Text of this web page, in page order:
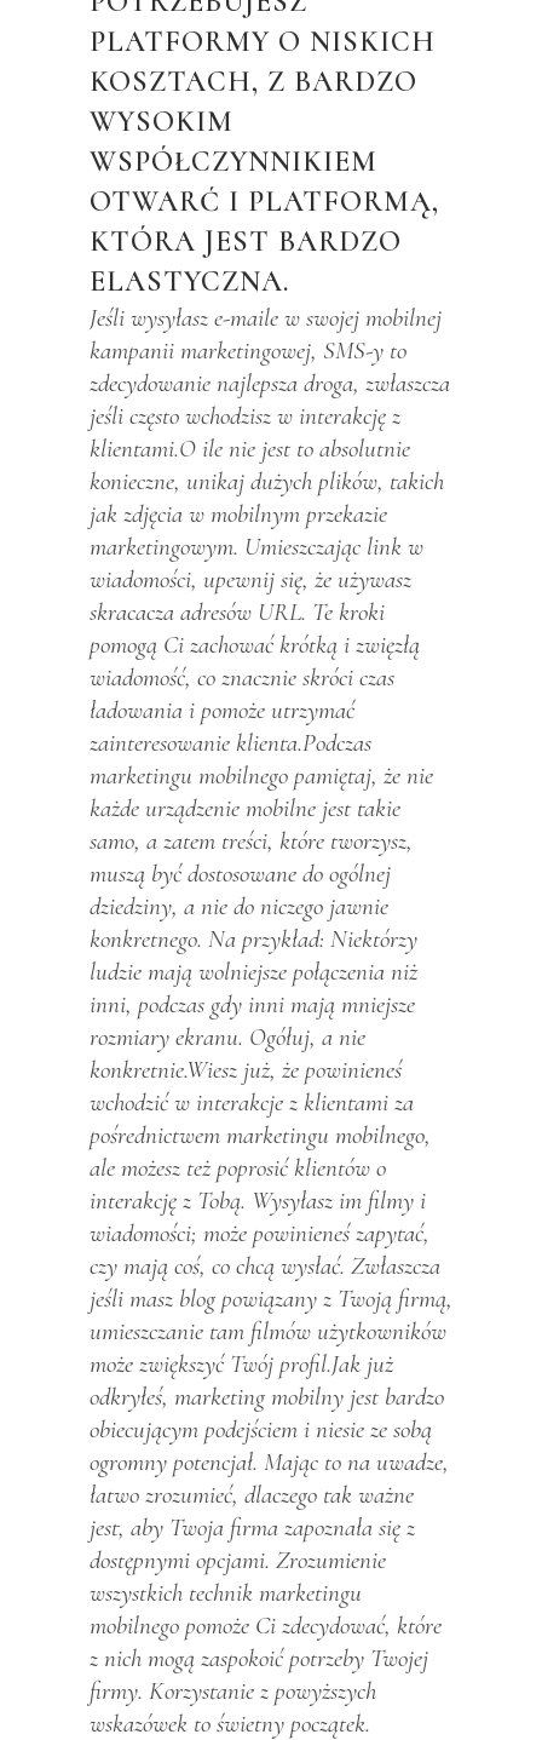
PLATFORMY O NISKICH
KOSZTACH, Z BARDZO
WYSOKIM
WSPÓŁCZYNNIKIEM
OTWARĆ I PLATFORMĄ,
KTÓRA JEST BARDZO
ELASTYCZNA.
Jeśli wysyłasz e-maile w swojej mobilnej
kampanii marketingowej, SMS-y to
zdecydowanie najlepsza droga, zwłaszcza
jeśli często wchodzisz w interakcję z
klientami.O ile nie jest to absolutnie
konieczne, unikaj dużych plików, takich
jak zdjęcia w mobilnym przekazie
marketingowym. Umieszczając link w
wiadomości, upewnij się, że używasz
skracacza adresów URL. Te kroki
pomogą Ci zachować krótką i zwięzłą
wiadomość, co znacznie skróci czas
ładowania i pomoże utrzymać
zainteresowanie klienta.Podczas
marketingu mobilnego pamiętaj, że nie
każde urządzenie mobilne jest takie
samo, a zatem treści, które tworzysz,
muszą być dostosowane do ogólnej
dziedziny, a nie do niczego jawnie
konkretnego. Na przykład: Niektórzy
ludzie mają wolniejsze połączenia niż
inni, podczas gdy inni mają mniejsze
rozmiary ekranu. Ogółuj, a nie
konkretnie.Wiesz już, że powinieneś
wchodzić w interakcje z klientami za
pośrednictwem marketingu mobilnego,
ale możesz też poprosić klientów o
interakcję z Tobą. Wysyłasz im filmy i
wiadomości; może powinieneś zapytać,
czy mają coś, co chcą wysłać. Zwłaszcza
jeśli masz blog powiązany z Twoją firmą,
umieszczanie tam filmów użytkowników
może zwiększyć Twój profil.Jak już
odkryłeś, marketing mobilny jest bardzo
obiecującym podejściem i niesie ze sobą
ogromny potencjał. Mając to na uwadze,
łatwo zrozumieć, dlaczego tak ważne
jest, aby Twoja firma zapoznała się z
dostępnymi opcjami. Zrozumienie
wszystkich technik marketingu
mobilnego pomoże Ci zdecydować, które
z nich mogą zaspokoić potrzeby Twojej
firmy. Korzystanie z powyższych
wskazówek to świetny początek.